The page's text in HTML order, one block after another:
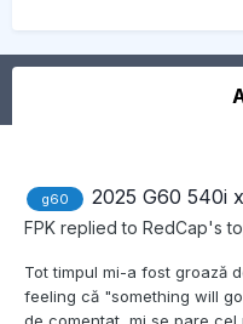
g60 2025 G60 540i
FPK replied to RedCap's
Tot timpul mi-a fost groază
feeling că "something will
de comentat, mi se pare cel